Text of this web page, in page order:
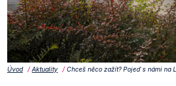
Úvod Aktuality Chceš něco zažít? Pojeď s námi na